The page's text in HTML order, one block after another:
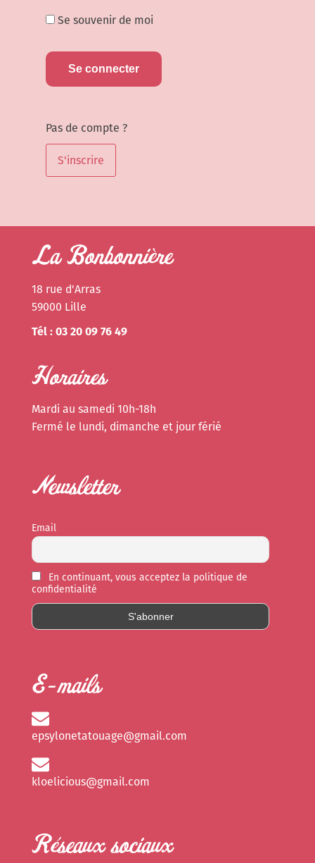
Se souvenir de moi
Pas de compte ?
S'inscrire
La Bonbonnière
18 rue d'Arras
59000 Lille
Tél : 03 20 09 76 49
Horaires
Mardi au samedi 10h-18h
Fermé le lundi, dimanche et jour férié
Newsletter
Email
En continuant, vous acceptez la politique de
confidentialité
E-mails
epsylonetatouage@gmail.com
kloelicious@gmail.com
Réseaux sociaux